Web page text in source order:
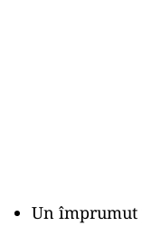
Un împrumut